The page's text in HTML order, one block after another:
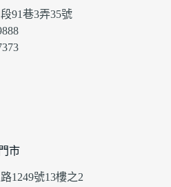
91巷3弄35號
市
1249號13樓之2